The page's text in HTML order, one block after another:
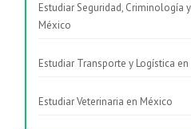
Estudiar Seguridad, Criminología
México
Estudiar Transporte y Logística
Estudiar Veterinaria en México